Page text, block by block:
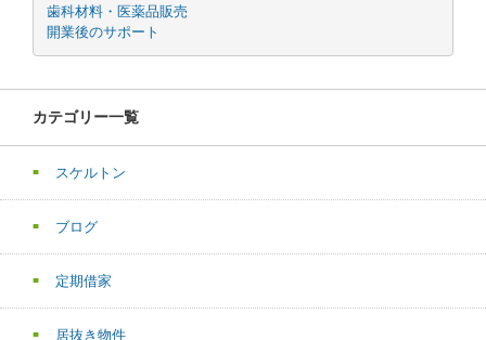
歯科材料・医薬品販売
開業後のサポート
カテゴリー一覧
スケルトン
ブログ
定期借家
居抜き物件